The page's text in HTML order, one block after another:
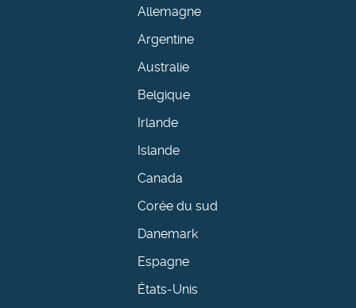
Allemagne
Argentine
Australie
Belgique
Irlande
Islande
Canada
Corée du sud
Danemark
Espagne
États-Unis